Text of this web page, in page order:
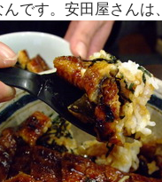
んです。安田屋さん